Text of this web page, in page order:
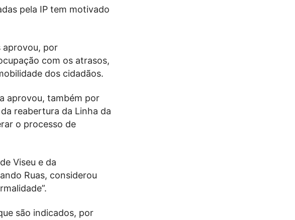
pela IP tem motivado
aprovou, por
com os atrasos,
dos cidadãos.
aprovou, também por
reabertura da Linha da
o processo de
Viseu e da
Ruas, considerou
são indicados, por